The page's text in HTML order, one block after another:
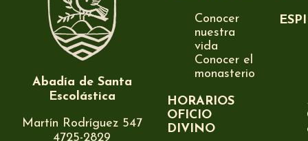
Abadía de Santa
Escolástica
Martín Rodríguez 547
4725-2829
Conocer
nuestra
vida
Conocer el
monasterio
HORARIOS
OFICIO
DIVINO